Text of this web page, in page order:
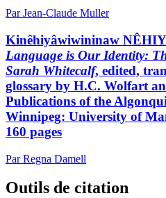
Par Jean-Claude Muller
Kinêhiyâwiwininaw
Language is Our Identity:
Sarah Whitecalf, edited,
glossary by H.C. Wolfart
Publications of the
Winnipeg: University of
160 pages
Par Regna Damell
Outils de citation